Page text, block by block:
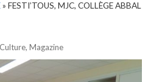
» FESTI’TOUS, MJC, COLLÈGE ABBAL
Culture, Magazine